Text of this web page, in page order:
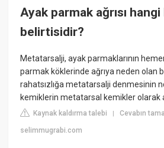
Ayak parmak ağrısı hangi
belirtisidir?
Metatarsalji, ayak parmaklarının
parmak köklerinde ağrıya neden olan
rahatsızlığa metatarsalji denmesinin
kemiklerin metatarsal kemikler olarak
Kaynak kaldırma talebi |Cevabın
selimmugrabi.com